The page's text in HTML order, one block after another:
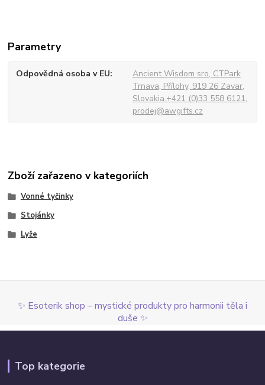
Parametry
Odpovědná osoba v EU
Ancient Wisdom sro, CTPark
Trnava, Přílohy, 919 26 Zavar,
Slovakia.+421 (0)33 558 6121,
prodej@awgifts.cz
Zboží zařazeno v kategoriích
Vonné tyčinky
Stojánky
Lyže
✨ Esoterik shop – mystické produkty pro harmonii těla i
duše ✨
Top kategorie